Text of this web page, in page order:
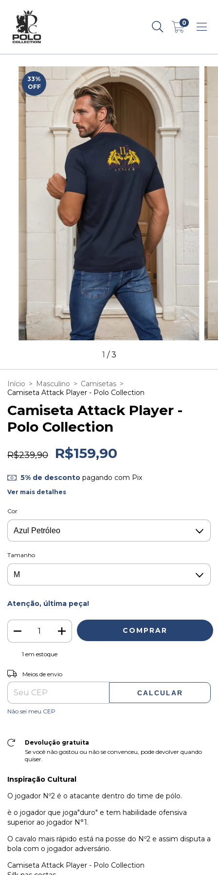
0
33%
OFF
1 /3
Início > Masculino > Camisetas >
Camiseta Attack Player - Polo Collection
Camiseta Attack Player -
Polo Collection
R$239,90 R$159,90
5% de descontopagando com Pix
Ver mais detalhes
Cor
Tamanho
Atenção, última peça!
1 em estoque
Entregas para o CEP:
Meios de envio
CALCULAR
Não sei meu CEP
Devolução gratuita
Se você não gostou ou não se convenceu, pode devolver quando
quiser.
Inspiração Cultural
O jogador Nº2 é o atacante dentro do time de pólo.
è o jogador que joga"duro" e tem habilidade ofensiva
superior ao jogador N°1.
O cavalo mais rápido está na posse do Nº2 e assim disputa a
bola com o jogador adversário.
Camiseta Attack Player - Polo Collection